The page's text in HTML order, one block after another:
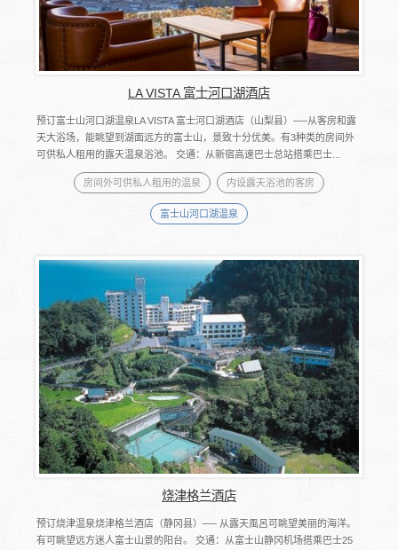
LA VISTA 富士河口湖酒店
预订富士山河口湖温泉LA VISTA 富士河口湖酒店（山梨县）──从客房和露
天大浴场，能眺望到湖面远方的富士山，景致十分优美。有3种类的房间外
可供私人租用的露天温泉浴池。 交通：从新宿高速巴士总站搭乘巴士...
房间外可供私人租用的温泉 内设露天浴池的客房
富士山河口湖温泉
烧津格兰酒店
预订烧津温泉烧津格兰酒店（静冈县）── 从露天風呂可眺望美丽的海洋。
有可眺望远方迷人富士山景的阳台。 交通：从富士山静冈机场搭乘巴士25